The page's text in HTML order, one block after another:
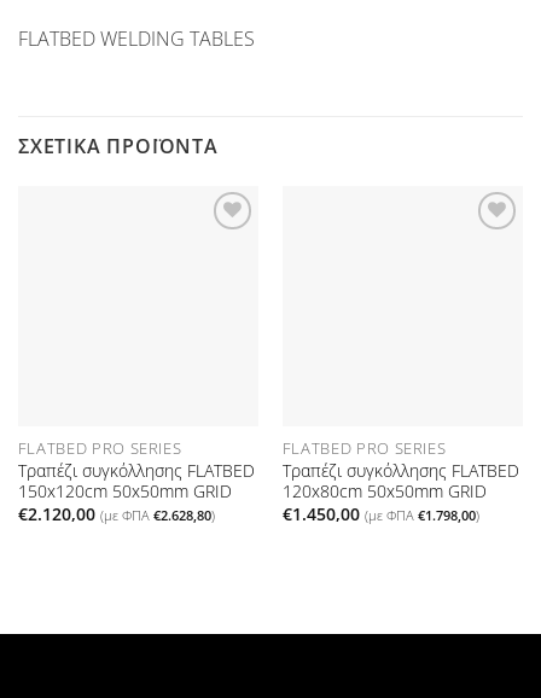
FLATBED WELDING TABLES
ΣΧΕΤΙΚΆ ΠΡΟΪΌΝΤΑ
FLATBED PRO SERIES
Τραπέζι συγκόλλησης FLATBED
150x120cm 50x50mm GRID
€2.120,00 (με ΦΠΑ €2.628,80)
FLATBED PRO SERIES
Τραπέζι συγκόλλησης FLATBED
120x80cm 50x50mm GRID
€1.450,00 (με ΦΠΑ €1.798,00)